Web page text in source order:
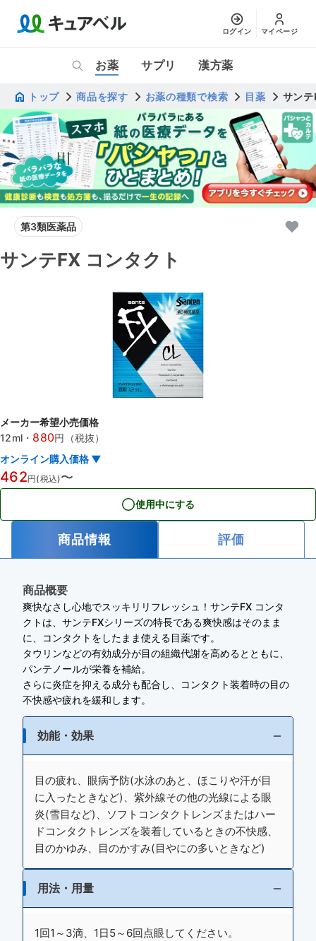
ログイン マイページ
お薬 サプリ 漢方薬
トップ 商品を探す お薬の種類で検索 目薬 サン
第3類医薬品
サンテFX コンタクト
メーカー希望小売価格
12ml ・ 880円（税抜）
オンライン購入価格 ▼
462円(税込)〜
使用中にする
商品情報 評価
商品概要
爽快なさし心地でスッキリリフレッシュ！サンテFX コンタ
クトは、サンテFXシリーズの特長である爽快感はそのまま
に、コンタクトをしたまま使える目薬です。
タウリンなどの有効成分が目の組織代謝を高めるとともに、
パンテノールが栄養を補給。
さらに炎症を抑える成分も配合し、コンタクト装着時の目の
不快感や疲れを緩和します。
効能・効果
目の疲れ、眼病予防(水泳のあと、ほこりや汗が目
に入ったときなど)、紫外線その他の光線による眼
炎(雪目など)、ソフトコンタクトレンズまたはハー
ドコンタクトレンズを装着しているときの不快感、
目のかゆみ、目のかすみ(目やにの多いときなど)
用法・用量
1回1～3滴、1日5～6回点眼してください。